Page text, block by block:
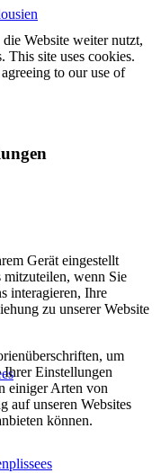
Website weiter nutzt,
This site uses cookies.
to our use of
Gerät eingestellt
wenn Sie
interagieren, Ihre
zu unserer Website
um
Ihrer Einstellungen
einiger Arten von
auf unseren Websites
können.